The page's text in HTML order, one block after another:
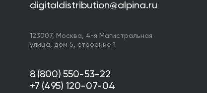
digitaldistribution@alpina.ru
123007, Москва, 4-я Магистральная
улица, дом 5, строение 1
8 (800) 550-53-22
+7 (495) 120-07-04